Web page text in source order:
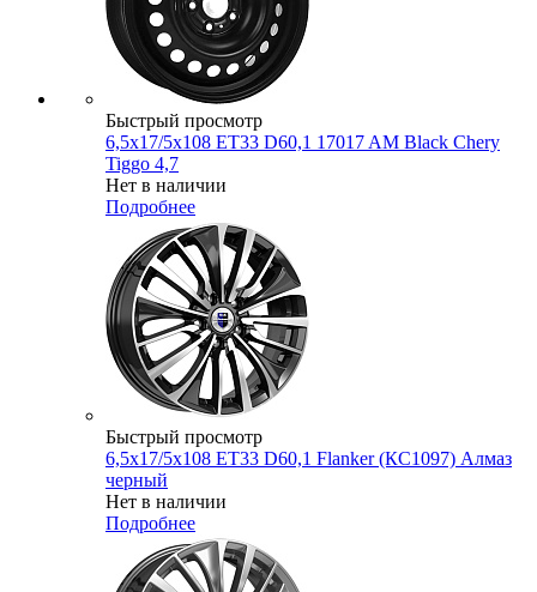
Быстрый просмотр
6,5x17/5x108 ET33 D60,1 17017 AM Black Chery
Tiggo 4,7
Нет в наличии
Подробнее
Быстрый просмотр
6,5x17/5x108 ET33 D60,1 Flanker (КС1097) Алмаз
черный
Нет в наличии
Подробнее